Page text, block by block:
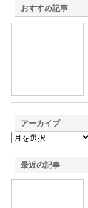
おすすめ記事
アーカイブ
最近の記事